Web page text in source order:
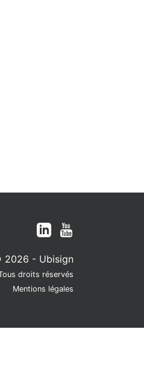
2026 - Ubisign
droits réservés
Mentions légales